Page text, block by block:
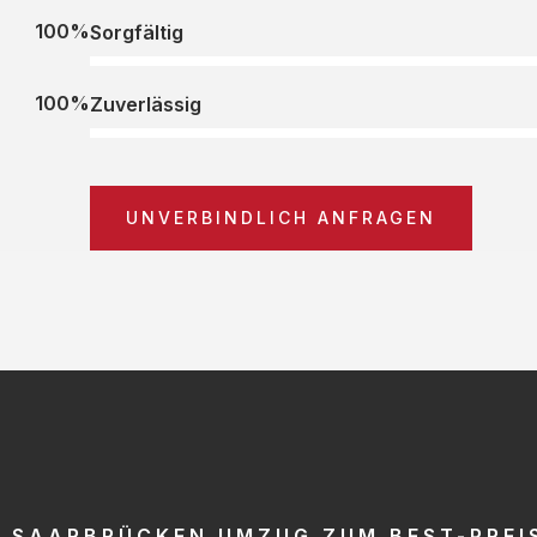
Sorgfältig
100%
Zuverlässig
100%
UNVERBINDLICH ANFRAGEN